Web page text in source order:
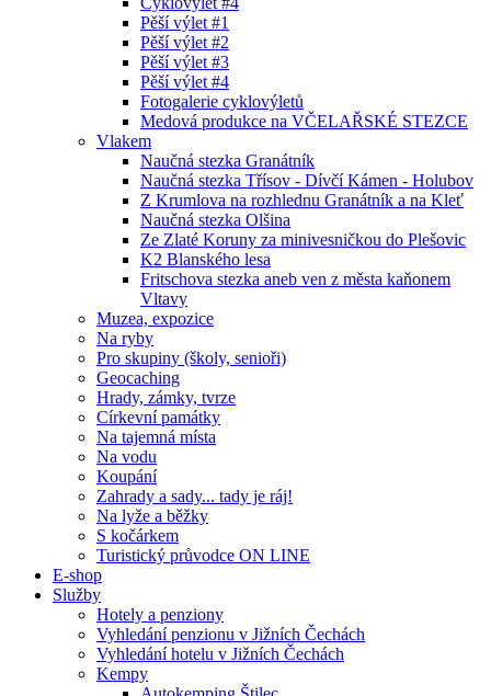
Pěší výlet #1
Pěší výlet #2
Pěší výlet #3
Pěší výlet #4
Fotogalerie cyklovýletů
Medová produkce na VČELAŘSKÉ STEZCE
Vlakem
Naučná stezka Granátník
Naučná stezka Třísov - Dívčí Kámen - Holubov
Z Krumlova na rozhlednu Granátník a na Kleť
Naučná stezka Olšina
Ze Zlaté Koruny za minivesničkou do Plešovic
K2 Blanského lesa
Fritschova stezka aneb ven z města kaňonem
Vltavy
Muzea, expozice
Na ryby
Pro skupiny (školy, senioři)
Geocaching
Hrady, zámky, tvrze
Církevní památky
Na tajemná místa
Na vodu
Koupání
Zahrady a sady... tady je ráj!
Na lyže a běžky
S kočárkem
Turistický průvodce ON LINE
E-shop
Služby
Hotely a penziony
Vyhledání penzionu v Jižních Čechách
Vyhledání hotelu v Jižních Čechách
Kempy